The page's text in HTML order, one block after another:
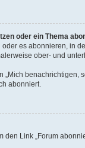
oder ein Thema
es abonnieren, in
ober- und
„Mich benachrichtigen,
abonniert.
Link „Forum